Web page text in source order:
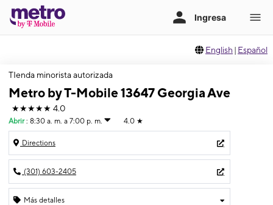
English | Español
TIenda minorista autorizada
Metro by T-Mobile 13647 Georgia Ave
★★★★★ 4.0
Abrir : 8:30 a. m. a 7:00 p. m. 4.0 ★
Directions
(301) 603-2405
Más detalles